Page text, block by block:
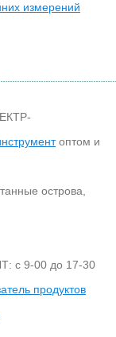
измерений
оптом и
острова,
с 9-00 до 17-30
продуктов